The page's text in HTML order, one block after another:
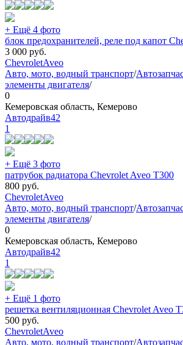
+ Ещё 4 фото
блок предохранителей, реле под капот
3 000 руб.
ChevroletAveo
Авто, мото, водный транспорт/
элементы двигателя/
0
Кемеровская область, Кемерово
Автодрайв42
1
+ Ещё 3 фото
патрубок радиатора Chevrolet Aveo T300
800 руб.
ChevroletAveo
Авто, мото, водный транспорт/
элементы двигателя/
0
Кемеровская область, Кемерово
Автодрайв42
1
+ Ещё 1 фото
решетка вентиляционная Chevrolet Aveo
500 руб.
ChevroletAveo
Авто, мото, водный транспорт/